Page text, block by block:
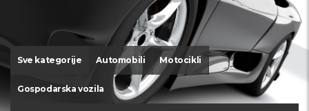
Sve kategorije Automobili Motocikli
Gospodarska vozila